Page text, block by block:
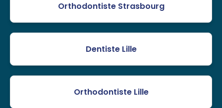
Orthodontiste Strasbourg
Dentiste Lille
Orthodontiste Lille